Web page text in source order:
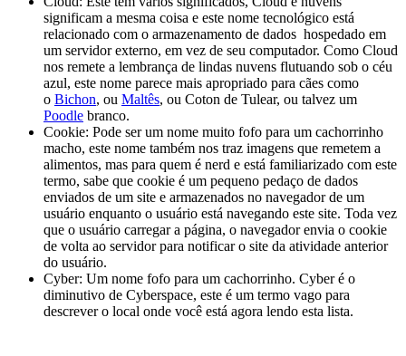
significam a mesma coisa e este nome tecnológico está
relacionado com o armazenamento de dados hospedado em
um servidor externo, em vez de seu computador. Como Cloud
nos remete a lembrança de lindas nuvens flutuando sob o céu
azul, este nome parece mais apropriado para cães como
o Bichon, ou Maltês, ou Coton de Tulear, ou talvez um
Poodle branco.
Cookie: Pode ser um nome muito fofo para um cachorrinho
macho, este nome também nos traz imagens que remetem a
alimentos, mas para quem é nerd e está familiarizado com este
termo, sabe que cookie é um pequeno pedaço de dados
enviados de um site e armazenados no navegador de um
usuário enquanto o usuário está navegando este site. Toda vez
que o usuário carregar a página, o navegador envia o cookie
de volta ao servidor para notificar o site da atividade anterior
do usuário.
Cyber: Um nome fofo para um cachorrinho. Cyber é o
diminutivo de Cyberspace, este é um termo vago para
descrever o local onde você está agora lendo esta lista.